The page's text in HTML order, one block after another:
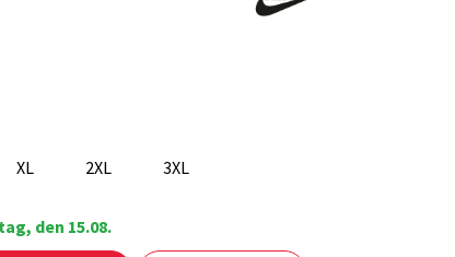
XL 2XL 3XL
den 15.08.